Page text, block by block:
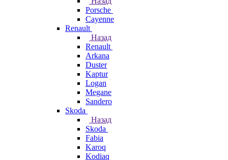
Porsche
Cayenne
Renault
Назад
Renault
Arkana
Duster
Kaptur
Logan
Megane
Sandero
Skoda
Назад
Skoda
Fabia
Karoq
Kodiaq